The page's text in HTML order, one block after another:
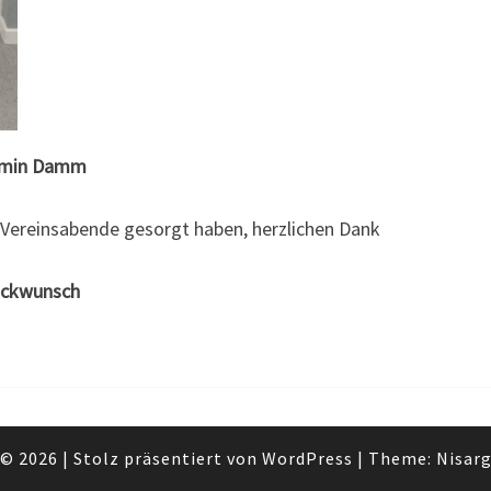
Damm
gesorgt haben, herzlichen Dank
© 2026 | Stolz präsentiert von WordPress | Theme: Nisarg